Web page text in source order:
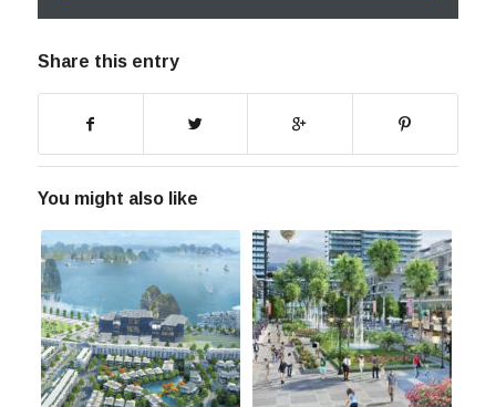
Share this entry
You might also like